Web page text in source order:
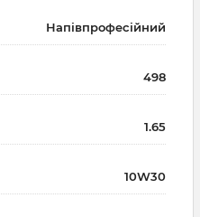
Напівпрофесійний
498
1.65
10W30